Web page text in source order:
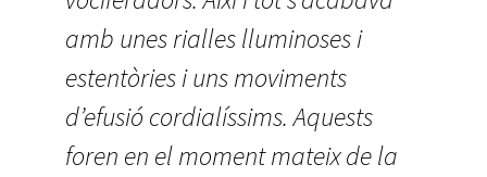
amb unes rialles lluminoses i
estentòries i uns moviments
d’efusió cordialíssims. Aquests
foren en el moment mateix de la